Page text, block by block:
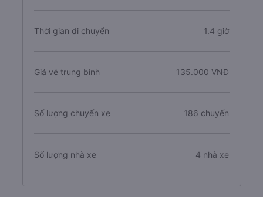
Thời gian di chuyển 1.4 giờ
Giá vé trung bình 135.000 VNĐ
Số lượng chuyến xe 186 chuyến
Số lượng nhà xe 4 nhà xe